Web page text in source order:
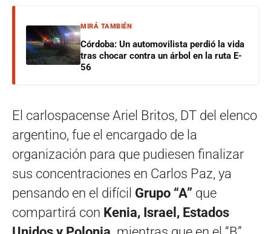
MIRÁ TAMBIÉN
Córdoba: Un automovilista perdió la vida
tras chocar contra un árbol en la ruta E-
56
El carlospacense Ariel Britos, DT del elenco
argentino, fue el encargado de la
organización para que pudiesen finalizar
sus concentraciones en Carlos Paz, ya
pensando en el difícil Grupo “A” que
compartirá con Kenia, Israel, Estados